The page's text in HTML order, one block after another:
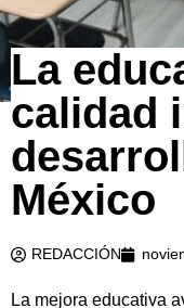
La
calidad
México
REDACCIÓN
La mejora educativa